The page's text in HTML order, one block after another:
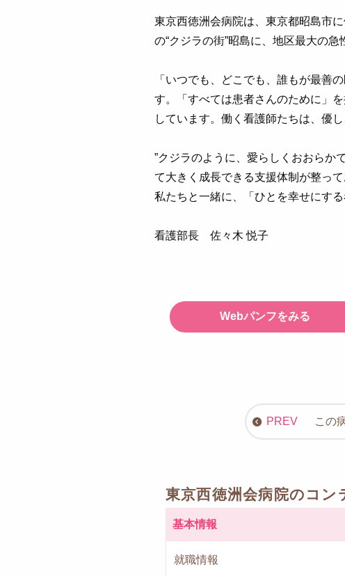
東京西徳洲会病院は、東京都昭島市
の“クジラの街”昭島に、地区最大の
「いつでも、どこでも、誰もが最善
す。「すべては患者さんのために」
しています。働く看護師たちは、優
”クジラのように、愛らしくおおらか
て大きく成長できる支援体制が整っ
私たちと一緒に、「ひとを幸せにす
看護部長 佐々木 悦子
Webパンフをみる
この
東京西徳洲会病院のコン
基本情報
就職情報